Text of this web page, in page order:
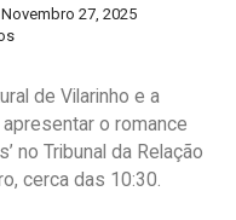
Novembro 27, 2025
de Vilarinho e a
o romance
no Tribunal da Relação
cerca das 10:30.